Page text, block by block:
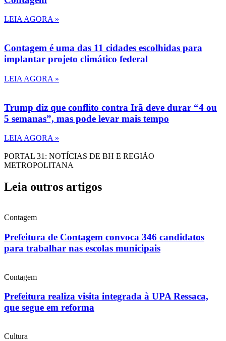
LEIA AGORA »
Contagem é uma das 11 cidades escolhidas para
implantar projeto climático federal
LEIA AGORA »
Trump diz que conflito contra Irã deve durar “4 ou
5 semanas”, mas pode levar mais tempo
LEIA AGORA »
PORTAL 31: NOTÍCIAS DE BH E REGIÃO
METROPOLITANA
Leia outros artigos
Contagem
Prefeitura de Contagem convoca 346 candidatos
para trabalhar nas escolas municipais
Contagem
Prefeitura realiza visita integrada à UPA Ressaca,
que segue em reforma
Cultura